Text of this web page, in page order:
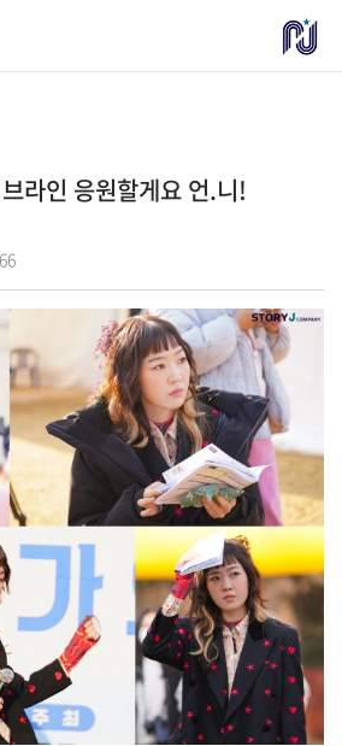
라인 응원할게요 언.니!